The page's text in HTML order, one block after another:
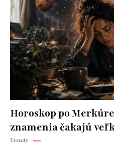
Horoskop po
znamenia čakajú
Trendy